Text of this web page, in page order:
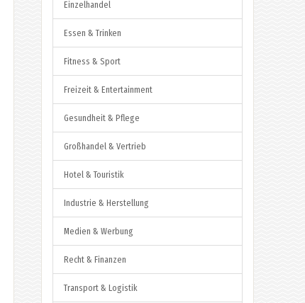
Einzelhandel
Essen & Trinken
Fitness & Sport
Freizeit & Entertainment
Gesundheit & Pflege
Großhandel & Vertrieb
Hotel & Touristik
Industrie & Herstellung
Medien & Werbung
Recht & Finanzen
Transport & Logistik